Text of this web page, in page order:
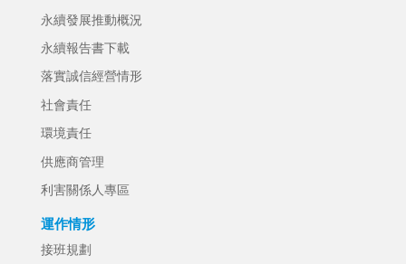
永續發展推動概況
永續報告書下載
落實誠信經營情形
社會責任
環境責任
供應商管理
利害關係人專區
運作情形
接班規劃